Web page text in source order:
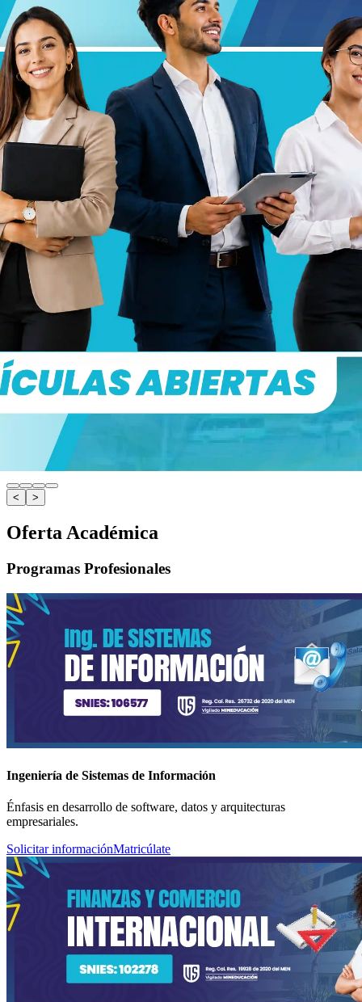
< >
Oferta Académica
Programas Profesionales
Ingeniería de Sistemas de Información
Énfasis en desarrollo de software, datos y arquitecturas
empresariales.
Solicitar informaciónMatricúlate